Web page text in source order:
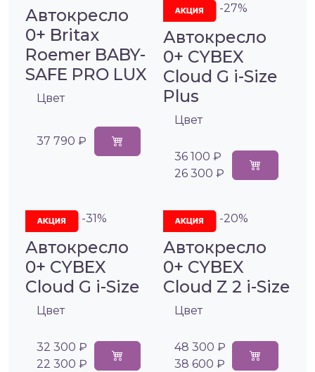
Автокресло
0+ Britax
Roemer BABY-
SAFE PRO LUX
Цвет
37 790 ₽
-27%
Автокресло
0+ CYBEX
Cloud G i-Size
Plus
Цвет
36 100 ₽
26 300 ₽
-31%
Автокресло
0+ CYBEX
Cloud G i-Size
Цвет
32 300 ₽
22 300 ₽
-20%
Автокресло
0+ CYBEX
Cloud Z 2 i-Size
Цвет
48 300 ₽
38 600 ₽